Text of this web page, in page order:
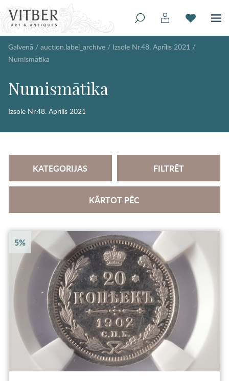
Galvenā / auction.label_archive / Izsole Nr.48. Aprīlis 2021 /
Numismātika
Numismātika
Izsole Nr.48. Aprīlis 2021
KATEGORIJAS FILTRĒT
KĀRTOT PĒC
5%